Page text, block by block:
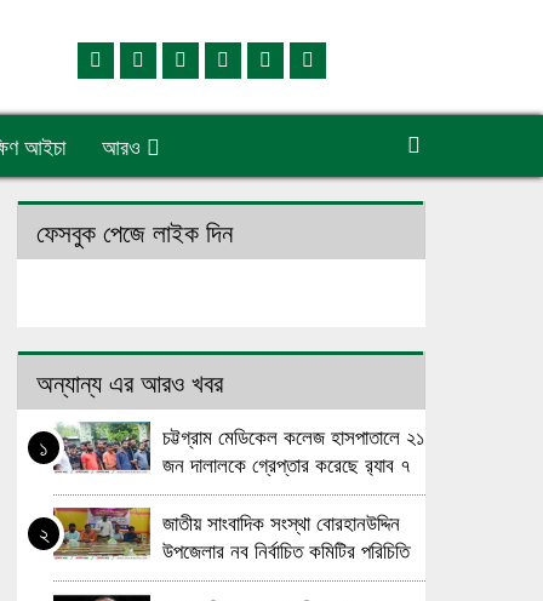
আইচা আরও
ফেসবুক পেজে লাইক দিন
অন্যান্য এর আরও খবর
১
চট্টগ্রাম মেডিকেল কলেজ হাসপাতালে ২১
জন দালালকে গ্রেপ্তার করেছে র‌্যাব ৭
২
জাতীয় সাংবাদিক সংস্থা বোরহানউদ্দিন
উপজেলার নব নির্বাচিত কমিটির পরিচিতি
সভা